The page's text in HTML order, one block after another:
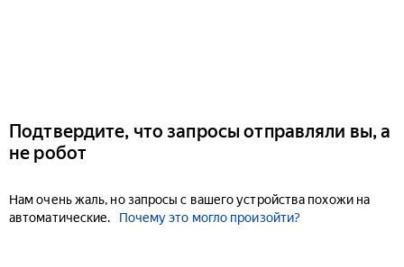
Подтвердите, что запросы отправляли вы, а
не робот
Нам очень жаль, но запросы с вашего устройства похожи на
автоматические.
Почему это могло произойти?